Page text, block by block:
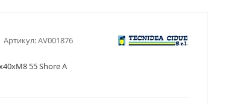
Артикул:AV001876
55 Shore A